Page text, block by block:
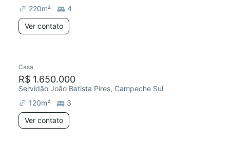
220m²
4
Ver contato
Casa
R$ 1.650.000
Servidão João Batista Pires, Campeche Sul
120m²
3
Ver contato